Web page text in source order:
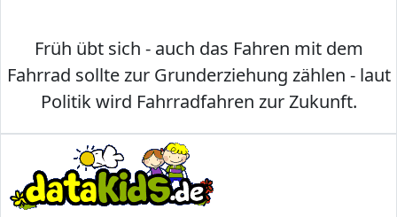
Früh übt sich - auch das Fahren mit dem
Fahrrad sollte zur Grunderziehung zählen - laut
Politik wird Fahrradfahren zur Zukunft.